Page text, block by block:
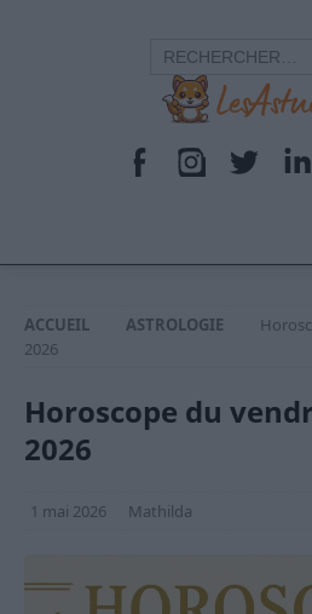
ACCUEIL ASTROLOGIE
2026
Horoscope du
2026
1 mai 2026 Mathilda